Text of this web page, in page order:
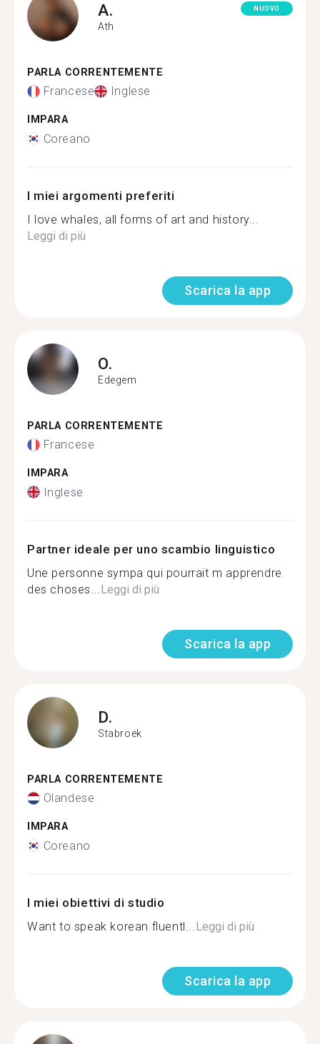
A.
Ath
NUOVO
PARLA CORRENTEMENTE
Francese Inglese
IMPARA
Coreano
I miei argomenti preferiti
I love whales, all forms of art and history...
Leggi di più
Scarica la app
O.
Edegem
PARLA CORRENTEMENTE
Francese
IMPARA
Inglese
Partner ideale per uno scambio linguistico
Une personne sympa qui pourrait m apprendre
des choses... Leggi di più
Scarica la app
D.
Stabroek
PARLA CORRENTEMENTE
Olandese
IMPARA
Coreano
I miei obiettivi di studio
Want to speak korean fluentl... Leggi di più
Scarica la app